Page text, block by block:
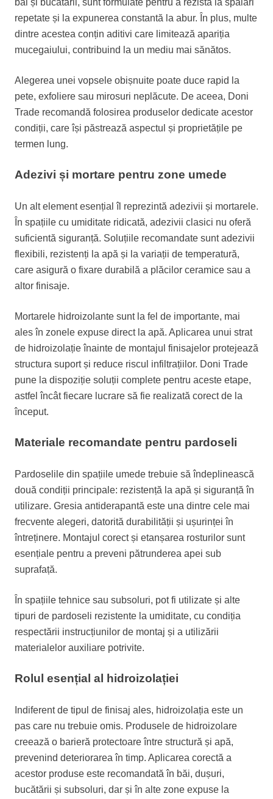
repetate și la expunerea constantă la abur. În plus, multe
dintre acestea conțin aditivi care limitează apariția
mucegaiului, contribuind la un mediu mai sănătos.
Alegerea unei vopsele obișnuite poate duce rapid la
pete, exfoliere sau mirosuri neplăcute. De aceea, Doni
Trade recomandă folosirea produselor dedicate acestor
condiții, care își păstrează aspectul și proprietățile pe
termen lung.
Adezivi și mortare pentru zone umede
Un alt element esențial îl reprezintă adezivii și mortarele.
În spațiile cu umiditate ridicată, adezivii clasici nu oferă
suficientă siguranță. Soluțiile recomandate sunt adezivii
flexibili, rezistenți la apă și la variații de temperatură,
care asigură o fixare durabilă a plăcilor ceramice sau a
altor finisaje.
Mortarele hidroizolante sunt la fel de importante, mai
ales în zonele expuse direct la apă. Aplicarea unui strat
de hidroizolație înainte de montajul finisajelor protejează
structura suport și reduce riscul infiltrațiilor. Doni Trade
pune la dispoziție soluții complete pentru aceste etape,
astfel încât fiecare lucrare să fie realizată corect de la
început.
Materiale recomandate pentru pardoseli
Pardoselile din spațiile umede trebuie să îndeplinească
două condiții principale: rezistență la apă și siguranță în
utilizare. Gresia antiderapantă este una dintre cele mai
frecvente alegeri, datorită durabilității și ușurinței în
întreținere. Montajul corect și etanșarea rosturilor sunt
esențiale pentru a preveni pătrunderea apei sub
suprafață.
În spațiile tehnice sau subsoluri, pot fi utilizate și alte
tipuri de pardoseli rezistente la umiditate, cu condiția
respectării instrucțiunilor de montaj și a utilizării
materialelor auxiliare potrivite.
Rolul esențial al hidroizolației
Indiferent de tipul de finisaj ales, hidroizolația este un
pas care nu trebuie omis. Produsele de hidroizolare
creează o barieră protectoare între structură și apă,
prevenind deteriorarea în timp. Aplicarea corectă a
acestor produse este recomandată în băi, dușuri,
bucătării și subsoluri, dar și în alte zone expuse la